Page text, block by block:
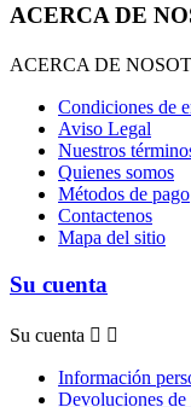
ACERCA DE
ACERCA DE
Condiciones de
Aviso Legal
Nuestros
Quienes somos
Métodos de pago
Contactenos
Mapa del sitio
Su cuenta
Su cuenta  
Información
Devoluciones de